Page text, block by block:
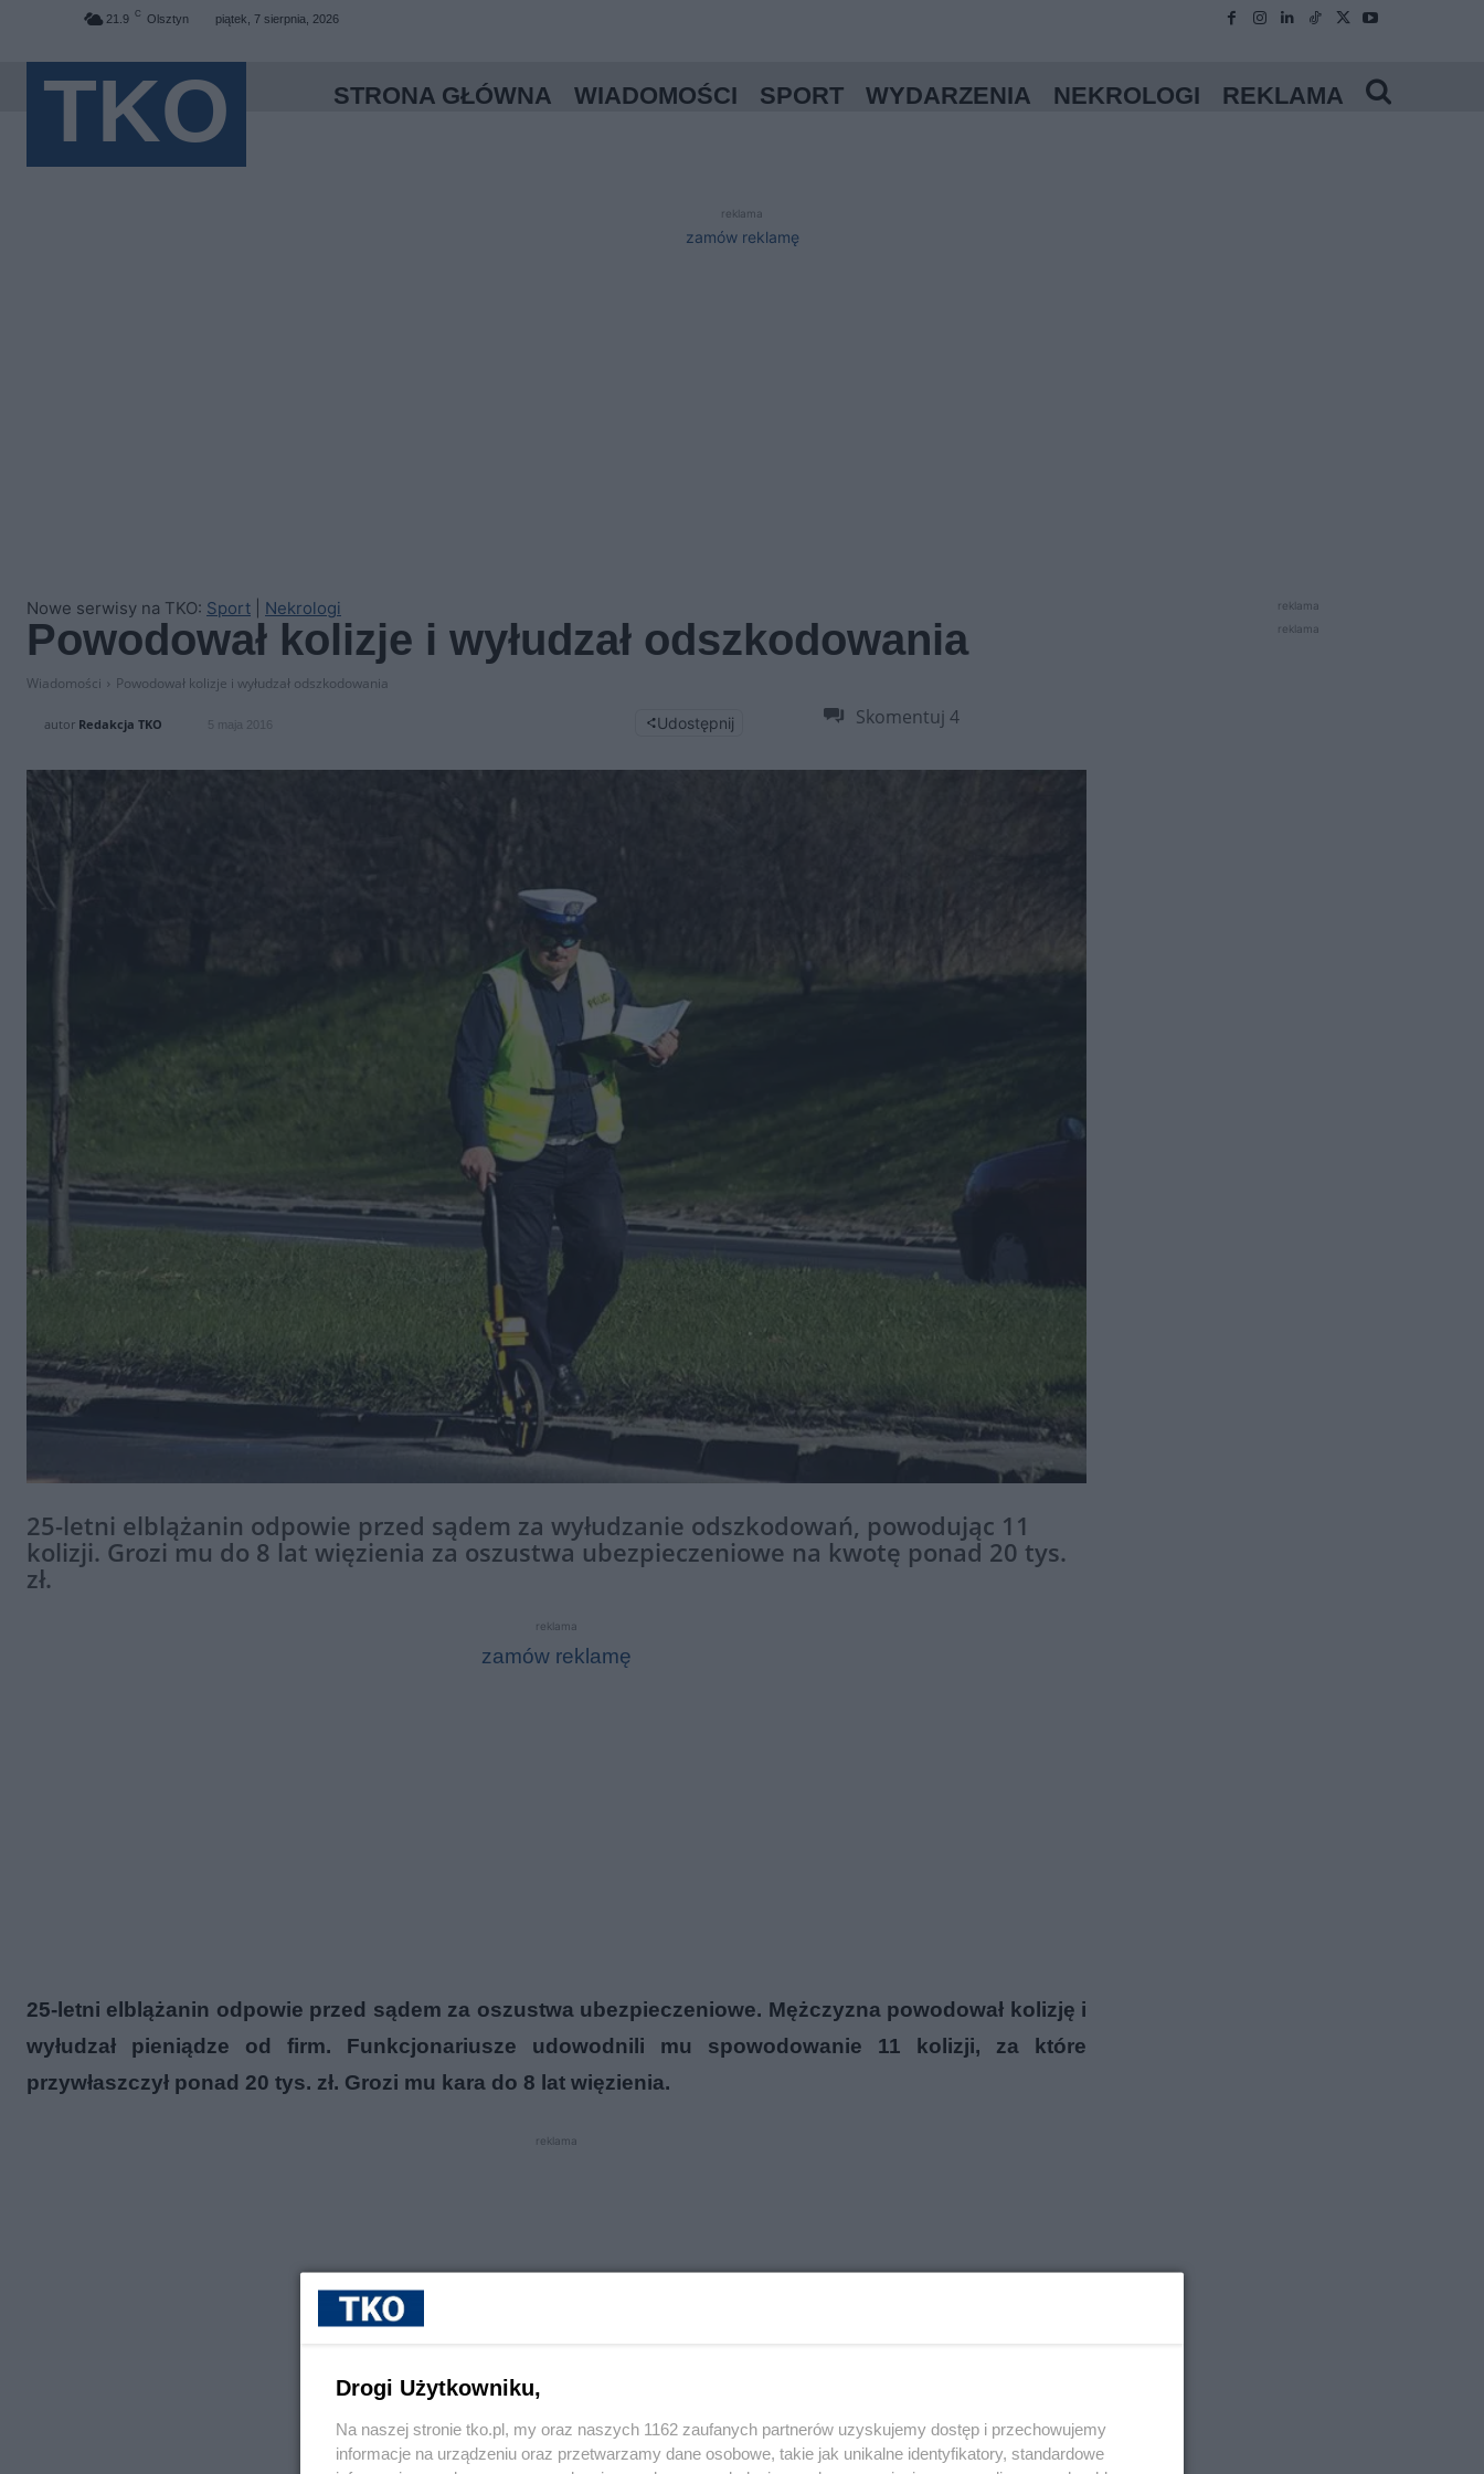
21.9 C Olsztyn piątek, 7 sierpnia, 2026
TKO STRONA GŁÓWNA WIADOMOŚCI SPORT WYDARZENIA NEKROLOGI REKLAMA
reklama
zamów reklamę
Nowe serwisy na TKO: Sport Nekrologi
Powodował kolizje i wyłudzał odszkodowania
Wiadomości Powodował kolizje i wyłudzał odszkodowania
autor Redakcja TKO 5 maja 2016 Udostępnij Skomentuj 4
25-letni elblążanin odpowie przed sądem za wyłudzanie odszkodowań, powodując 11
kolizji. Grozi mu do 8 lat więzienia za oszustwa ubezpieczeniowe na kwotę ponad 20 tys.
zł.
reklama
zamów reklamę
25-letni elblążanin odpowie przed sądem za oszustwa ubezpieczeniowe. Mężczyzna powodował kolizję i
wyłudzał pieniądze od firm. Funkcjonariusze udowodnili mu spowodowanie 11 kolizji, za które
przywłaszczył ponad 20 tys. zł. Grozi mu kara do 8 lat więzienia.
reklama
reklama
reklama
Drogi Użytkowniku,
Na naszej stronie tko.pl, my oraz naszych 1162 zaufanych partnerów uzyskujemy dostęp i przechowujemy
informacje na urządzeniu oraz przetwarzamy dane osobowe, takie jak unikalne identyfikatory, standardowe